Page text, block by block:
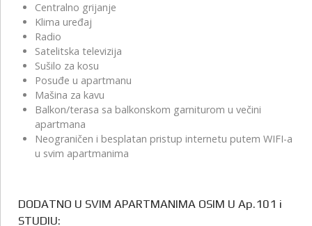
Centralno grijanje
Klima uređaj
Radio
Satelitska televizija
Sušilo za kosu
Posuđe u apartmanu
Mašina za kavu
Balkon/terasa sa balkonskom garniturom u večini
apartmana
Neograničen i besplatan pristup internetu putem WIFI-a
u svim apartmanima
DODATNO U SVIM APARTMANIMA OSIM U Ap.101 i
STUDIU: